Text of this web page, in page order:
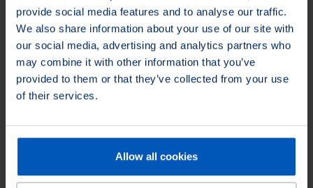
provide social media features and to analyse our traffic.
We also share information about your use of our site with
our social media, advertising and analytics partners who
may combine it with other information that you’ve
provided to them or that they’ve collected from your use
of their services.
Allow all cookies
Nedan hittar du certifikaten för de granskade dotterbolagen.
Sverige,English Tyskland,English Tyskland,Deutsch
Kvalitets- och miljöpolicy